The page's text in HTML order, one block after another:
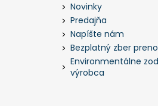
Novinky
Predajňa
Napíšte nám
Bezplatný zber
Environmentálne
výrobca